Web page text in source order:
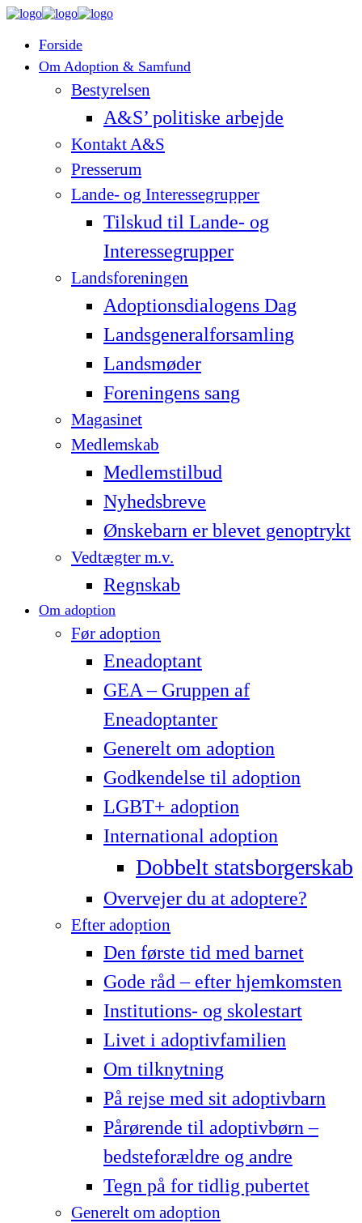
Forside
Om Adoption & Samfund
Bestyrelsen
A&S’ politiske arbejde
Kontakt A&S
Presserum
Lande- og Interessegrupper
Tilskud til Lande- og
Interessegrupper
Landsforeningen
Adoptionsdialogens Dag
Landsgeneralforsamling
Landsmøder
Foreningens sang
Magasinet
Medlemskab
Medlemstilbud
Nyhedsbreve
Ønskebarn er blevet genoptrykt
Vedtægter m.v.
Regnskab
Om adoption
Før adoption
Eneadoptant
GEA – Gruppen af
Eneadoptanter
Generelt om adoption
Godkendelse til adoption
LG­BT+ adoption
International adoption
Dobbelt statsborgerskab
Overvejer du at adoptere?
Efter adoption
Den første tid med barnet
Gode råd – efter hjemkomsten
Institutions- og skolestart
Livet i adoptivfamilien
Om tilknytning
På rejse med sit adoptivbarn
Pårørende til adoptivbørn –
bedsteforældre og andre
Tegn på for tidlig pubertet
Generelt om adoption